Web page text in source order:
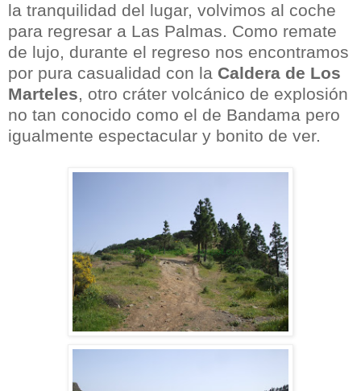
la tranquilidad del lugar, volvimos al coche
para regresar a Las Palmas. Como remate
de lujo, durante el regreso nos encontramos
por pura casualidad con la Caldera de Los
Marteles, otro cráter volcánico de explosión
no tan conocido como el de Bandama pero
igualmente espectacular y bonito de ver.